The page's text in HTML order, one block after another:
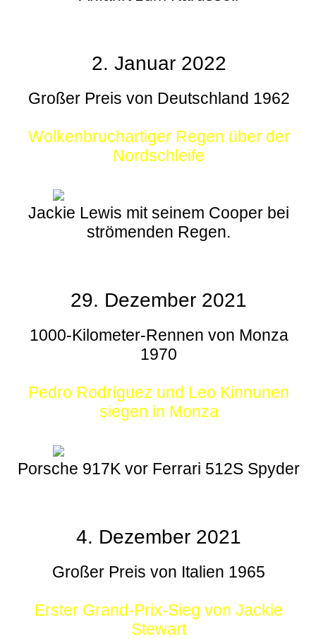
2. Januar 2022
Großer Preis von Deutschland 1962
Wolkenbruchartiger Regen über der
Nordschleife
Jackie Lewis mit seinem Cooper bei
strömenden Regen.
29. Dezember 2021
1000-Kilometer-Rennen von Monza
1970
Pedro Rodríguez und Leo Kinnunen
siegen in Monza
Porsche 917K vor Ferrari 512S Spyder
4. Dezember 2021
Großer Preis von Italien 1965
Erster Grand-Prix-Sieg von Jackie
Stewart